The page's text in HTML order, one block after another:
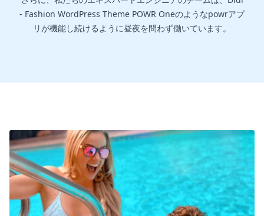
- Fashion WordPress Theme POWR Oneのようなpowrアプ
リが機能し続けるように昼夜を問わず働いています。